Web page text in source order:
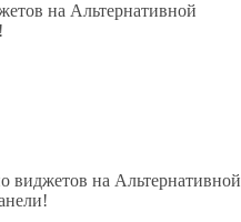
на Альтернативной
виджетов на Альтернативной